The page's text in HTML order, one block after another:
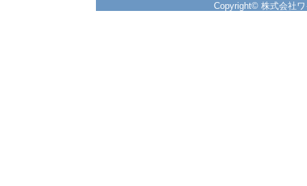
Copyright© 株式会社